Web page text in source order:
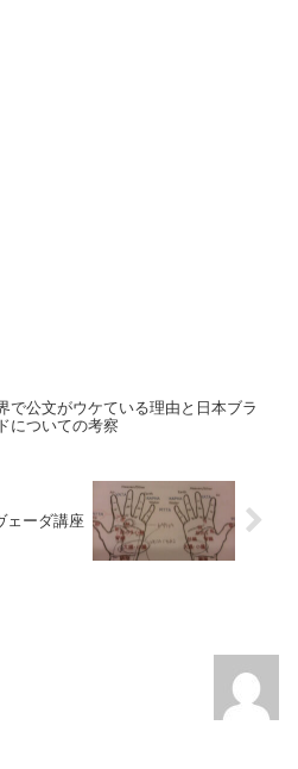
で公文がウケている理由と日本ブラ
についての考察
ェーダ講座